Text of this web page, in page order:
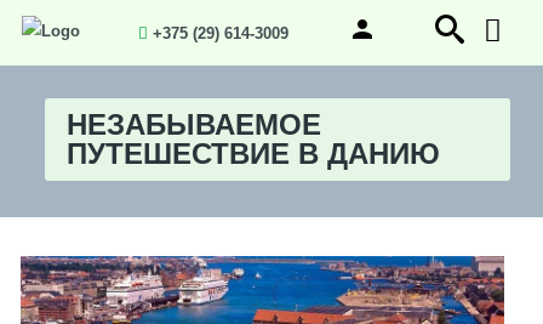
+375 (29) 614-3009
НЕЗАБЫВАЕМОЕ
ПУТЕШЕСТВИЕ В ДАНИЮ